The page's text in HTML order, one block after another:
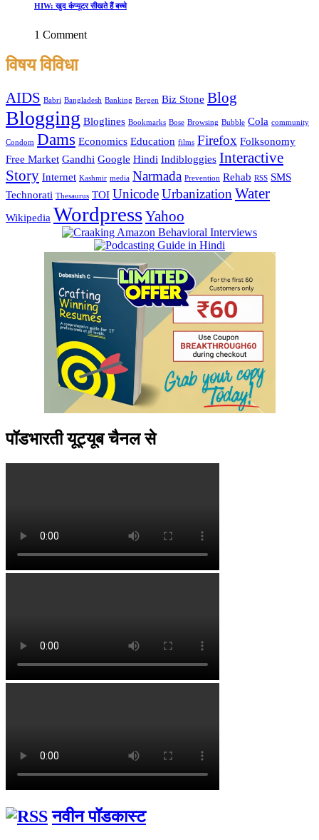
HIW: खुद कंप्यूटर सीखते हैं बच्चे
1 Comment
विषय विविधा
AIDS Babri Bangladesh Banking Bergen Biz Stone Blog
Blogging Bloglines Bookmarks Bose Browsing Bubble Cola community
Condom Dams Economics Education films Firefox Folksonomy
Free Market Gandhi Google Hindi Indibloggies Interactive
Story Internet Kashmir media Narmada Prevention Rehab RSS SMS
Technorati Thesaurus TOI UnicodeUrbanization Water
Wikipedia WordpressYahoo
पॉडभारती यूट्यूब चैनल से
नवीन पॉडकास्ट